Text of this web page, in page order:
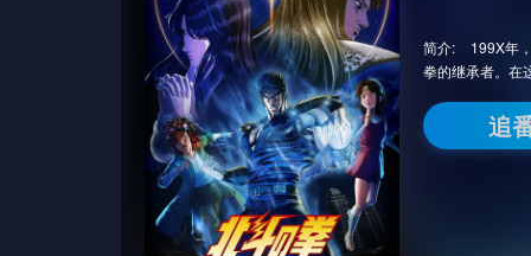
简介:
199X年
拳的继承者。在
追